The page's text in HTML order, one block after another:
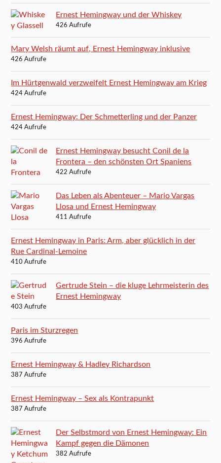
Ernest Hemingway und der Whiskey
426 Aufrufe
Mary Welsh räumt auf, Ernest Hemingway inklusive
426 Aufrufe
Im Hürtgenwald verzweifelt Ernest Hemingway am Krieg
424 Aufrufe
Ernest Hemingway: Der Schmetterling und der Panzer
424 Aufrufe
Ernest Hemingway besucht Conil de la
Frontera – den schönsten Ort Spaniens
422 Aufrufe
Das Leben als Abenteuer – Mario Vargas
Llosa und Ernest Hemingway
411 Aufrufe
Ernest Hemingway in Paris: Arm, aber glücklich in der
Rue Cardinal-Lemoine
410 Aufrufe
Gertrude Stein – die kluge Lehrmeisterin des
Ernest Hemingway
403 Aufrufe
Paris im Sturzregen
396 Aufrufe
Ernest Hemingway & Hadley Richardson
387 Aufrufe
Ernest Hemingway – Sex als Kontrapunkt
387 Aufrufe
Der Selbstmord von Ernest Hemingway: Ein
Kampf gegen die Dämonen
382 Aufrufe